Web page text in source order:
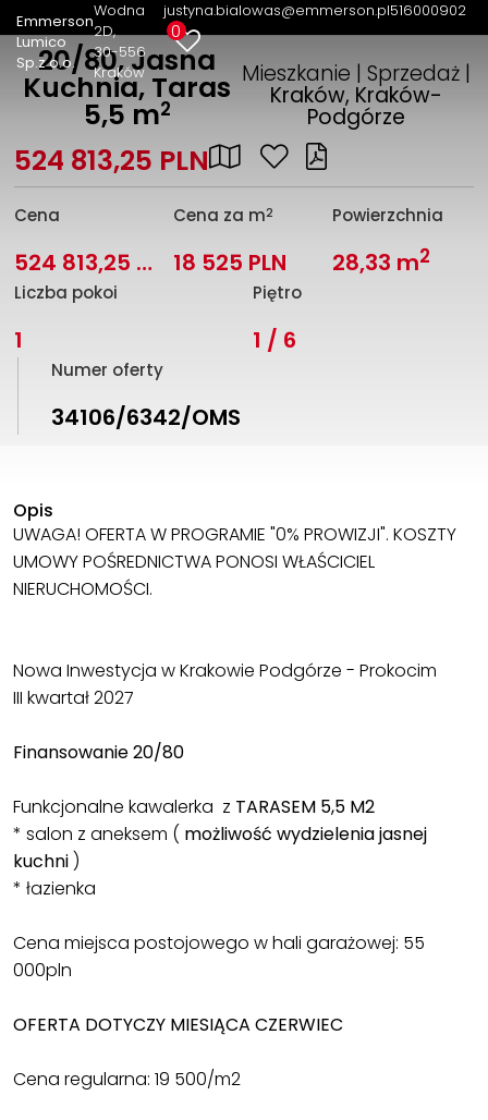
Emmerson
Lumico
Sp.z o.o.
Wodna
2D
30-556
Kraków
justyna.bialowas@emmerson.pl516000902
0
20/80, Jasna
Kuchnia, Taras
5,5 m2
Mieszkanie | Sprzedaż |
Kraków, Kraków-
Podgórze
524 813,25 PLN
Cena
524 813,25 PLN
Cena za m2
18 525 PLN
Powierzchnia
28,33 m2
Liczba pokoi
1
Piętro
1 / 6
Numer oferty
34106/6342/OMS
Opis
UWAGA! OFERTA W PROGRAMIE "0% PROWIZJI". KOSZTY
UMOWY POŚREDNICTWA PONOSI WŁAŚCICIEL
NIERUCHOMOŚCI.
Nowa Inwestycja w Krakowie Podgórze - Prokocim
III kwartał 2027
Finansowanie 20/80
Funkcjonalne kawalerka z TARASEM 5,5 M2
* salon z aneksem ( możliwość wydzielenia jasnej
kuchni )
* łazienka
Cena miejsca postojowego w hali garażowej: 55
000pln
OFERTA DOTYCZY MIESIĄCA CZERWIEC
Cena regularna: 19 500/m2